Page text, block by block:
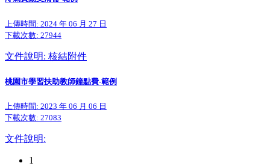
上傳時間: 2024 年 06 月 27 日
下載次數: 27944
文件說明: 核結附件
桃園市學習扶助教師鐘點費-範例
上傳時間: 2023 年 06 月 06 日
下載次數: 27083
文件說明:
1